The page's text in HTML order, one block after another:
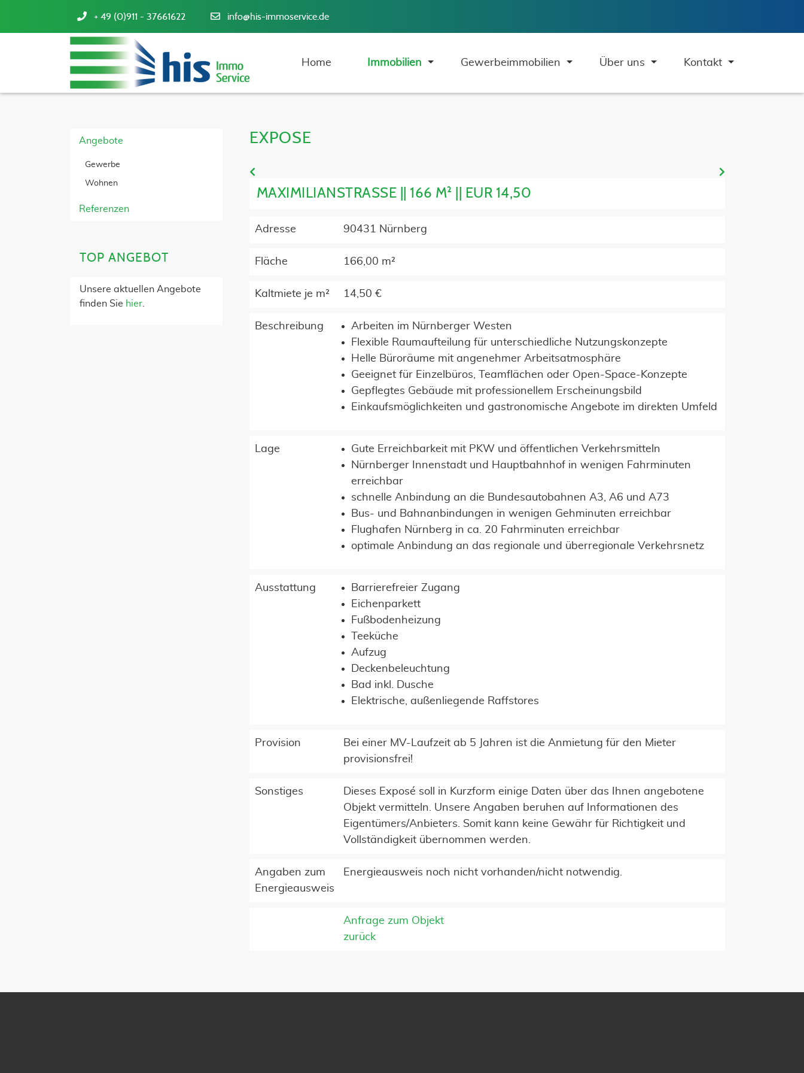
+ 49 (0)911 - 37661622 info@his-immoservice.de
Home Immobilien Gewerbeimmobilien Über uns Kontakt
EXPOSE
MAXIMILIANSTRASSE || 166 M² || EUR 14,50
Adresse 90431 Nürnberg
Fläche 166,00 m²
Kaltmiete je m² 14,50 €
Beschreibung
Arbeiten im Nürnberger Westen
Flexible Raumaufteilung für unterschiedliche Nutzungskonzepte
Helle Büroräume mit angenehmer Arbeitsatmosphäre
Geeignet für Einzelbüros, Teamflächen oder Open-Space-Konzepte
Gepflegtes Gebäude mit professionellem Erscheinungsbild
Einkaufsmöglichkeiten und gastronomische Angebote im direkten Umfeld
Lage
Gute Erreichbarkeit mit PKW und öffentlichen Verkehrsmitteln
Nürnberger Innenstadt und Hauptbahnhof in wenigen Fahrminuten
erreichbar
schnelle Anbindung an die Bundesautobahnen A3, A6 und A73
Bus- und Bahnanbindungen in wenigen Gehminuten erreichbar
Flughafen Nürnberg in ca. 20 Fahrminuten erreichbar
optimale Anbindung an das regionale und überregionale Verkehrsnetz
Ausstattung
Barrierefreier Zugang
Eichenparkett
Fußbodenheizung
Teeküche
Aufzug
Deckenbeleuchtung
Bad inkl. Dusche
Elektrische, außenliegende Raffstores
Provision
Bei einer MV-Laufzeit ab 5 Jahren ist die Anmietung für den Mieter
provisionsfrei!
Sonstiges
Dieses Exposé soll in Kurzform einige Daten über das Ihnen angebotene
Objekt vermitteln. Unsere Angaben beruhen auf Informationen des
Eigentümers/Anbieters. Somit kann keine Gewähr für Richtigkeit und
Vollständigkeit übernommen werden.
Angaben zum
Energieausweis
Energieausweis noch nicht vorhanden/nicht notwendig.
Anfrage zum Objekt
zurück
Angebote
Gewerbe
Wohnen
Referenzen
TOP ANGEBOT
Unsere aktuellen Angebote
finden Sie hier